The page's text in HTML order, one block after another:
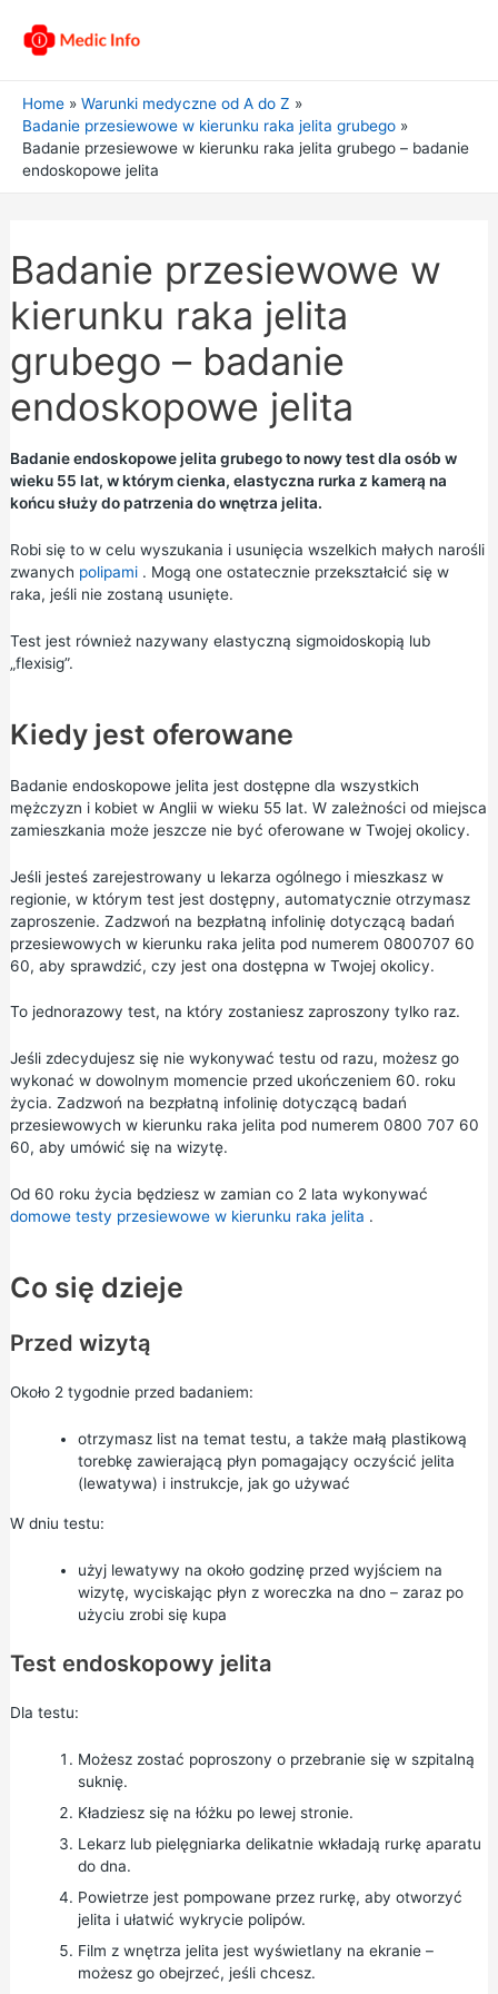
Home
Warunki medyczne od A do Z
Badanie przesiewowe w kierunku raka jelita grubego
Badanie przesiewowe w kierunku raka jelita grubego – badanie
endoskopowe jelita
Badanie przesiewowe w
kierunku raka jelita
grubego – badanie
endoskopowe jelita
Badanie endoskopowe jelita grubego to nowy test dla osób w
wieku 55 lat, w którym cienka, elastyczna rurka z kamerą na
końcu służy do patrzenia do wnętrza jelita.
Robi się to w celu wyszukania i usunięcia wszelkich małych narośli
zwanych polipami. Mogą one ostatecznie przekształcić się w
raka, jeśli nie zostaną usunięte.
Test jest również nazywany elastyczną sigmoidoskopią lub
„flexisig”.
Kiedy jest oferowane
Badanie endoskopowe jelita jest dostępne dla wszystkich
mężczyzn i kobiet w Anglii w wieku 55 lat. W zależności od miejsca
zamieszkania może jeszcze nie być oferowane w Twojej okolicy.
Jeśli jesteś zarejestrowany u lekarza ogólnego i mieszkasz w
regionie, w którym test jest dostępny, automatycznie otrzymasz
zaproszenie. Zadzwoń na bezpłatną infolinię dotyczącą badań
przesiewowych w kierunku raka jelita pod numerem 0800707 60
60, aby sprawdzić, czy jest ona dostępna w Twojej okolicy.
To jednorazowy test, na który zostaniesz zaproszony tylko raz.
Jeśli zdecydujesz się nie wykonywać testu od razu, możesz go
wykonać w dowolnym momencie przed ukończeniem 60. roku
życia. Zadzwoń na bezpłatną infolinię dotyczącą badań
przesiewowych w kierunku raka jelita pod numerem 0800 707 60
60, aby umówić się na wizytę.
Od 60 roku życia będziesz w zamian co 2 lata wykonywać
domowe testy przesiewowe w kierunku raka jelita .
Co się dzieje
Przed wizytą
Około 2 tygodnie przed badaniem:
otrzymasz list na temat testu, a także małą plastikową
torebkę zawierającą płyn pomagający oczyścić jelita
(lewatywa) i instrukcje, jak go używać
W dniu testu:
użyj lewatywy na około godzinę przed wyjściem na
wizytę, wyciskając płyn z woreczka na dno – zaraz po
użyciu zrobi się kupa
Test endoskopowy jelita
Dla testu:
Możesz zostać poproszony o przebranie się w szpitalną
suknię.
Kładziesz się na łóżku po lewej stronie.
Lekarz lub pielęgniarka delikatnie wkładają rurkę aparatu
do dna.
Powietrze jest pompowane przez rurkę, aby otworzyć
jelita i ułatwić wykrycie polipów.
Film z wnętrza jelita jest wyświetlany na ekranie –
możesz go obejrzeć, jeśli chcesz.